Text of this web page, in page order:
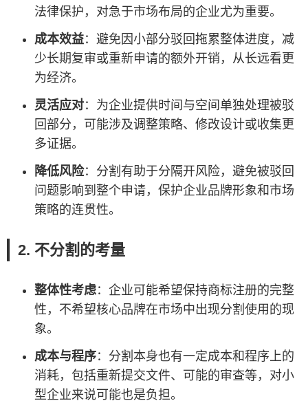
法律保护，对急于市场布局的企业尤为重要。
成本效益：避免因小部分驳回拖累整体进度，减
少长期复审或重新申请的额外开销，从长远看更
为经济。
灵活应对：为企业提供时间与空间单独处理被驳
回部分，可能涉及调整策略、修改设计或收集更
多证据。
降低风险：分割有助于分隔开风险，避免被驳回
问题影响到整个申请，保护企业品牌形象和市场
策略的连贯性。
2. 不分割的考量
整体性考虑：企业可能希望保持商标注册的完整
性，不希望核心品牌在市场中出现分割使用的现
象。
成本与程序：分割本身也有一定成本和程序上的
消耗，包括重新提交文件、可能的审查等，对小
型企业来说可能也是负担。